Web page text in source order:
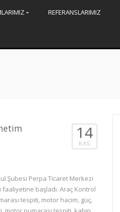
REFERANSLARIMIZ
14
KAS
Şubesi Perpa Ticaret Merkezi
başladı. Araç Kontrol
tespiti, motor hacim, güç,